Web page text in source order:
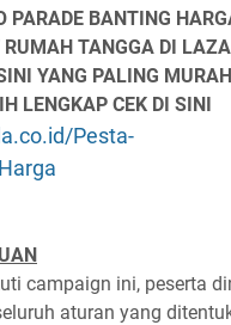
PARADE BANTING
RUMAH TANGGA DI
YANG PALING
LENGKAP CEK DI SINI
Pesta-
campaign ini, peserta
aturan yang